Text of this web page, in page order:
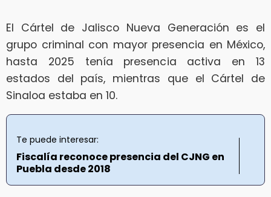
El Cártel de Jalisco Nueva Generación es el
grupo criminal con mayor presencia en México,
hasta 2025 tenía presencia activa en 13
estados del país, mientras que el Cártel de
Sinaloa estaba en 10.
Te puede interesar:
Fiscalía reconoce presencia del CJNG en
Puebla desde 2018